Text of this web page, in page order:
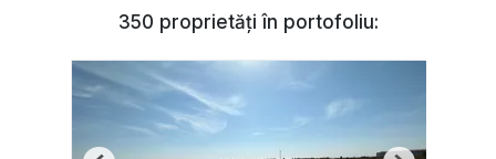
350 proprietăți în portofoliu: